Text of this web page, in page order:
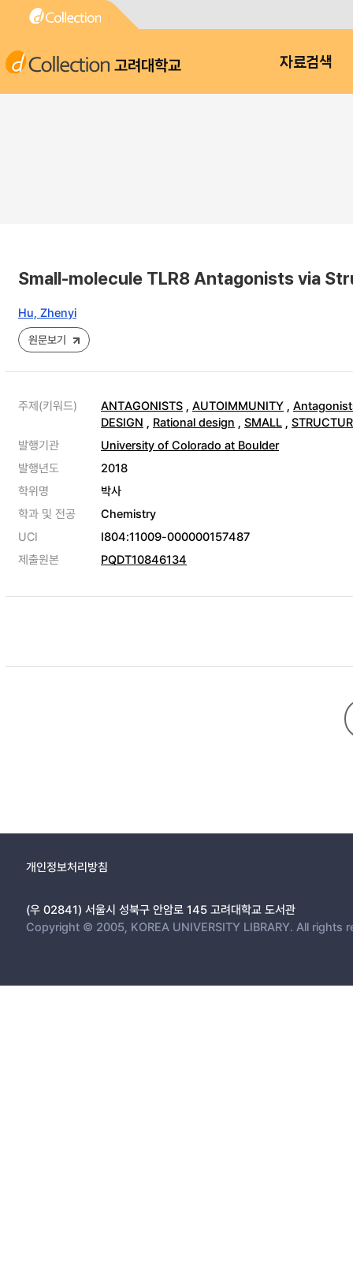
고려대학교 자료검색
Small-molecule TLR8 Antagonists via
Hu, Zhenyi
원문보기
주제(키워드) ANTAGONISTS , AUTOIMMUNITY ,
DESIGN , Rational design , SMALL ,
발행기관
University of Colorado at Boulder
발행년도
2018
학위명
박사
학과 및 전공
Chemistry
UCI
I804:11009-000000157487
제출원본
PQDT10846134
개인정보처리방침
(우 02841) 서울시 성북구 안암로 145 고려대학교 도서관
Copyright © 2005, KOREA UNIVERSITY LIBRARY. All rights